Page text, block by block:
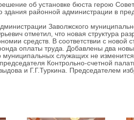
об установке бюста герою
здания районной администрации в
Заволжского
отметил, что новая структура
средств. В соответствии с новой
оплаты труда. Добавлены два
муниципальных служащих не изменится.
Контрольно-счетной
и Г.Г.Туркина. Председателем